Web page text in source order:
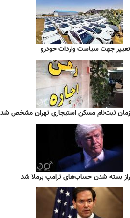
تغییر جهت سیاست واردات خودرو
زمان ثبت‌نام مسکن استیجاری تهران مشخص شد
راز بسته شدن حساب‌های ترامپ برملا شد